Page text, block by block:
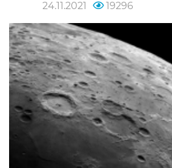
24.11.2021 19296